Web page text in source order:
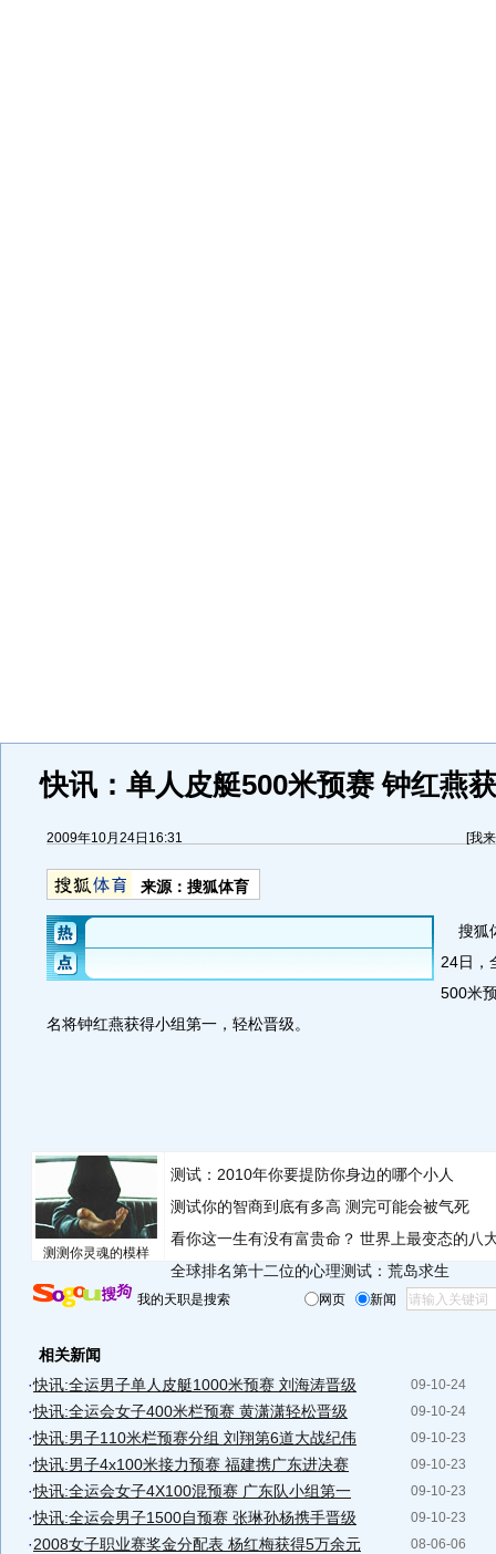
快讯：单人皮艇500米预赛 钟红燕
2009年10月24日16:31 [我
来源： 搜狐体育
搜狐
24日，
500米
名将钟红燕获得小组第一，轻松晋级。
测测你灵魂的模样
测试：2010年你要提防你身边的哪个小人
测试你的智商到底有多高 测完可能会被气死
看你这一生有没有富贵命？ 世界上最变态的八
全球排名第十二位的心理测试：荒岛求生
我的天职是搜索 网页 新闻
相关新闻
09-10-24
·快讯:全运男子单人皮艇1000米预赛 刘海涛晋级
09-10-24
·快讯:全运会女子400米栏预赛 黄潇潇轻松晋级
09-10-23
·快讯:男子110米栏预赛分组 刘翔第6道大战纪伟
09-10-23
·快讯:男子4x100米接力预赛 福建携广东进决赛
09-10-23
·快讯:全运会女子4X100混预赛 广东队小组第一
09-10-23
·快讯:全运会男子1500自预赛 张琳孙杨携手晋级
08-06-06
·2008女子职业赛奖金分配表 杨红梅获得5万余元